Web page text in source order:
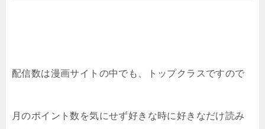
配信数は漫画サイトの中でも、トップクラスですので
月のポイント数を気にせず好きな時に好きなだけ読み